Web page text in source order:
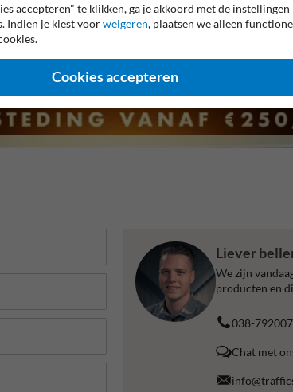
Liever
We zijn
producten en
038-
Chat met
accepteren" te klikken, ga je akkoord met de instellingen
Indien je kiest voorweigeren, plaatsen we alleen
Cookies accepteren